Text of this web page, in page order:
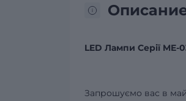
LED Лампи Серії ME-
Запрошуємо вас в